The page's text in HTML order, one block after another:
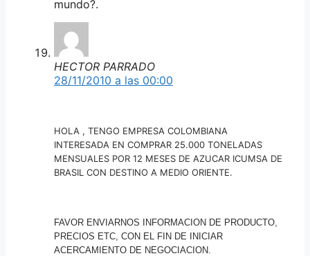
mundo?.
HECTOR PARRADO
28/11/2010 a las 00:00
HOLA , TENGO EMPRESA COLOMBIANA
INTERESADA EN COMPRAR 25.000 TONELADAS
MENSUALES POR 12 MESES DE AZUCAR ICUMSA DE
BRASIL CON DESTINO A MEDIO ORIENTE.
FAVOR ENVIARNOS INFORMACION DE PRODUCTO,
PRECIOS ETC, CON EL FIN DE INICIAR
ACERCAMIENTO DE NEGOCIACION.